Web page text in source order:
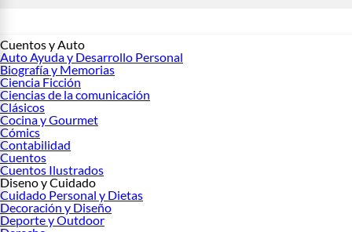
Cuentos y Auto
Auto Ayuda y Desarrollo Personal
Biografía y Memorias
Ciencia Ficción
Ciencias de la comunicación
Clásicos
Cocina y Gourmet
Cómics
Contabilidad
Cuentos
Cuentos Ilustrados
Diseno y Cuidado
Cuidado Personal y Dietas
Decoración y Diseño
Deporte y Outdoor